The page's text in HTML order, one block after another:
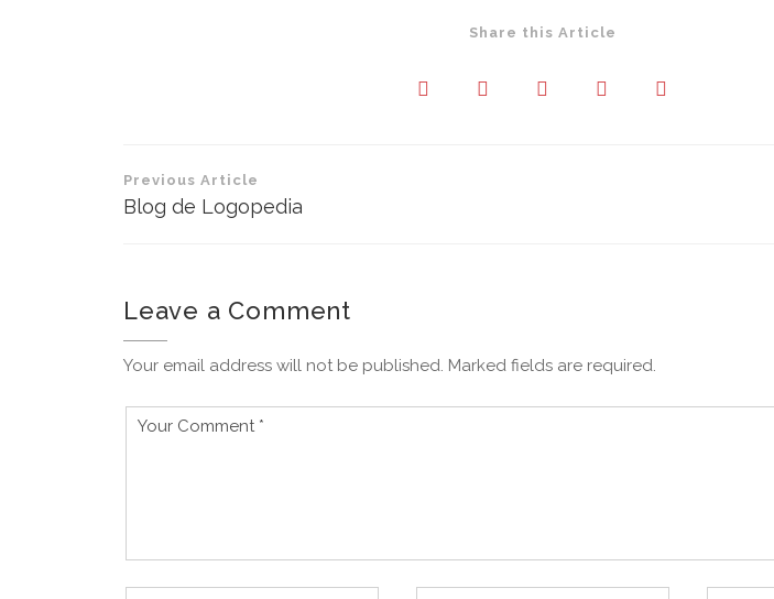
Share this Article
Navegación
de
Previous Article
Blog de Logopedia
Leave a Comment
Your email address will not be published. Marked fields are required.